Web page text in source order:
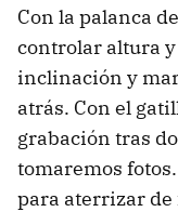
Con la palanca
controlar altura
inclinación y
atrás. Con el
grabación tras
tomaremos
para aterrizar